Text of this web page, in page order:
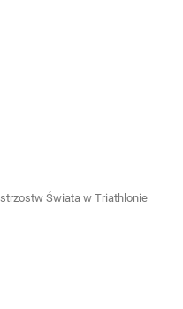
Świata w Triathlonie